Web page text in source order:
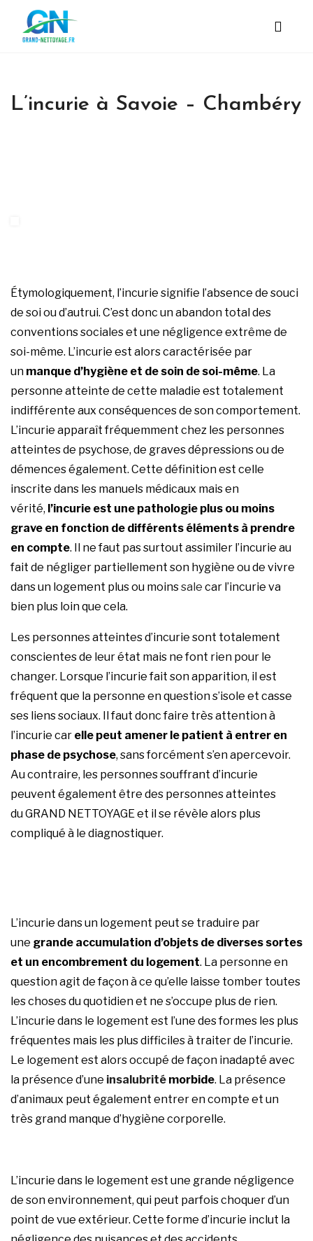
L’incurie à Savoie – Chambéry
Étymologiquement, l’incurie signifie l’absence de souci
de soi ou d’autrui. C’est donc un abandon total des
conventions sociales et une négligence extrême de
soi-même. L’incurie est alors caractérisée par
un manque d’hygiène et de soin de soi-même. La
personne atteinte de cette maladie est totalement
indifférente aux conséquences de son comportement.
L’incurie apparaît fréquemment chez les personnes
atteintes de psychose, de graves dépressions ou de
démences également. Cette définition est celle
inscrite dans les manuels médicaux mais en
vérité, l’incurie est une pathologie plus ou moins
grave en fonction de différents éléments à prendre
en compte. Il ne faut pas surtout assimiler l’incurie au
fait de négliger partiellement son hygiène ou de vivre
dans un logement plus ou moinssale car l’incurie va
bien plus loin que cela.
Les personnes atteintes d’incurie sont totalement
conscientes de leur état mais ne font rien pour le
changer. Lorsque l’incurie fait son apparition, il est
fréquent que la personne en question s’isole et casse
ses liens sociaux. Il faut donc faire très attention à
l’incurie car elle peut amener le patient à entrer en
phase de psychose, sans forcément s’en apercevoir.
Au contraire, les personnes souffrant d’incurie
peuvent également être des personnes atteintes
duGRAND NETTOYAGE et il se révèle alors plus
compliqué à le diagnostiquer.
L’incurie dans un logement peut se traduire par
une grande accumulation d’objets de diverses sortes
et un encombrement du logement. La personne en
question agit de façon à ce qu’elle laisse tomber toutes
les choses du quotidien et ne s’occupe plus de rien.
L’incurie dans le logement est l’une des formes les plus
fréquentes mais les plus difficiles à traiter de l’incurie.
Le logement est alors occupé de façon inadapté avec
la présence d’une insalubrité morbide. La présence
d’animaux peut également entrer en compte et un
très grand manque d’hygiène corporelle.
L’incurie dans le logement est une grande négligence
de son environnement, qui peut parfois choquer d’un
point de vue extérieur. Cette forme d’incurie inclut la